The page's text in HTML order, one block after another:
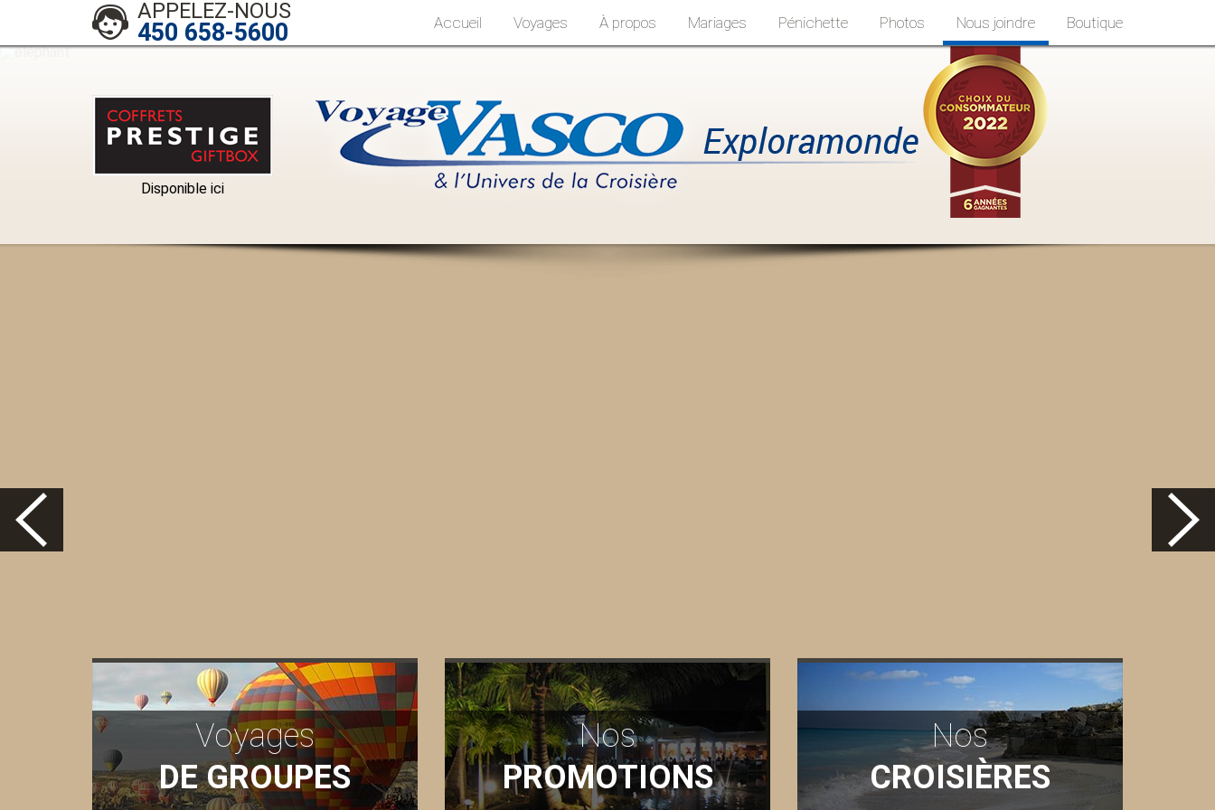
APPELEZ-NOUS
450 658-5600 Boutique
Accueil Voyages À propos Mariages Pénichette Photos Nous joindre
Disponible ici
Voyages
DE GROUPES
Nos
PROMOTIONS
Nos
CROISIÈRES